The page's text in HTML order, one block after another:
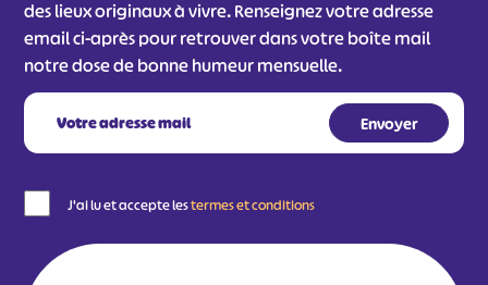
des lieux originaux à vivre. Renseignez votre adresse
email ci-après pour retrouver dans votre boîte mail
notre dose de bonne humeur mensuelle.
J'ai lu et accepte lestermes et conditions